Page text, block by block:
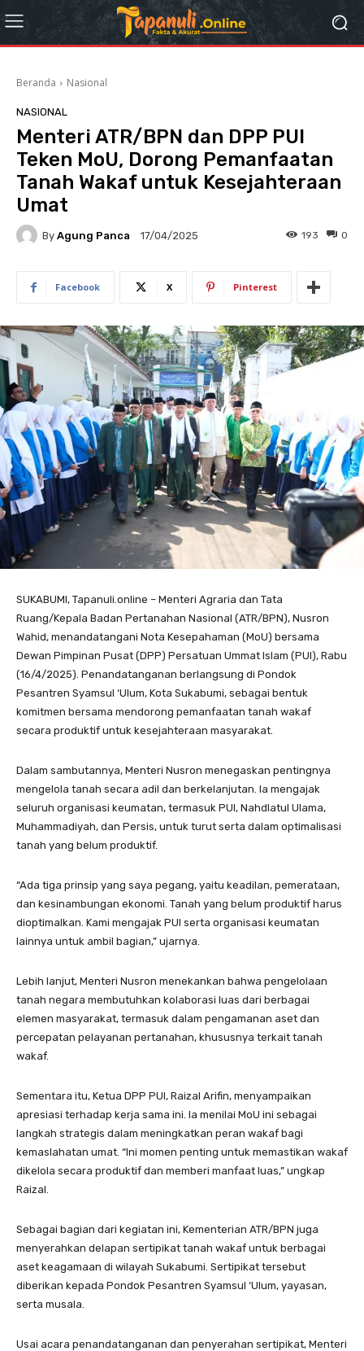
Beranda Nasional
NASIONAL
Menteri ATR/BPN dan DPP PUI
Teken MoU, Dorong Pemanfaatan
Tanah Wakaf untuk Kesejahteraan
Umat
By Agung Panca 17/04/2025 0
193
Facebook X Pinterest
SUKABUMI, Tapanuli.online – Menteri Agraria dan Tata
Ruang/Kepala Badan Pertanahan Nasional (ATR/BPN), Nusron
Wahid, menandatangani Nota Kesepahaman (MoU) bersama
Dewan Pimpinan Pusat (DPP) Persatuan Ummat Islam (PUI), Rabu
(16/4/2025). Penandatanganan berlangsung di Pondok
Pesantren Syamsul ‘Ulum, Kota Sukabumi, sebagai bentuk
komitmen bersama mendorong pemanfaatan tanah wakaf
secara produktif untuk kesejahteraan masyarakat.
Dalam sambutannya, Menteri Nusron menegaskan pentingnya
mengelola tanah secara adil dan berkelanjutan. Ia mengajak
seluruh organisasi keumatan, termasuk PUI, Nahdlatul Ulama,
Muhammadiyah, dan Persis, untuk turut serta dalam optimalisasi
tanah yang belum produktif.
“Ada tiga prinsip yang saya pegang, yaitu keadilan, pemerataan,
dan kesinambungan ekonomi. Tanah yang belum produktif harus
dioptimalkan. Kami mengajak PUI serta organisasi keumatan
lainnya untuk ambil bagian,” ujarnya.
Lebih lanjut, Menteri Nusron menekankan bahwa pengelolaan
tanah negara membutuhkan kolaborasi luas dari berbagai
elemen masyarakat, termasuk dalam pengamanan aset dan
percepatan pelayanan pertanahan, khususnya terkait tanah
wakaf.
Sementara itu, Ketua DPP PUI, Raizal Arifin, menyampaikan
apresiasi terhadap kerja sama ini. Ia menilai MoU ini sebagai
langkah strategis dalam meningkatkan peran wakaf bagi
kemaslahatan umat. “Ini momen penting untuk memastikan wakaf
dikelola secara produktif dan memberi manfaat luas,” ungkap
Raizal.
Sebagai bagian dari kegiatan ini, Kementerian ATR/BPN juga
menyerahkan delapan sertipikat tanah wakaf untuk berbagai
aset keagamaan di wilayah Sukabumi. Sertipikat tersebut
diberikan kepada Pondok Pesantren Syamsul ‘Ulum, yayasan,
serta musala.
Usai acara penandatanganan dan penyerahan sertipikat, Menteri